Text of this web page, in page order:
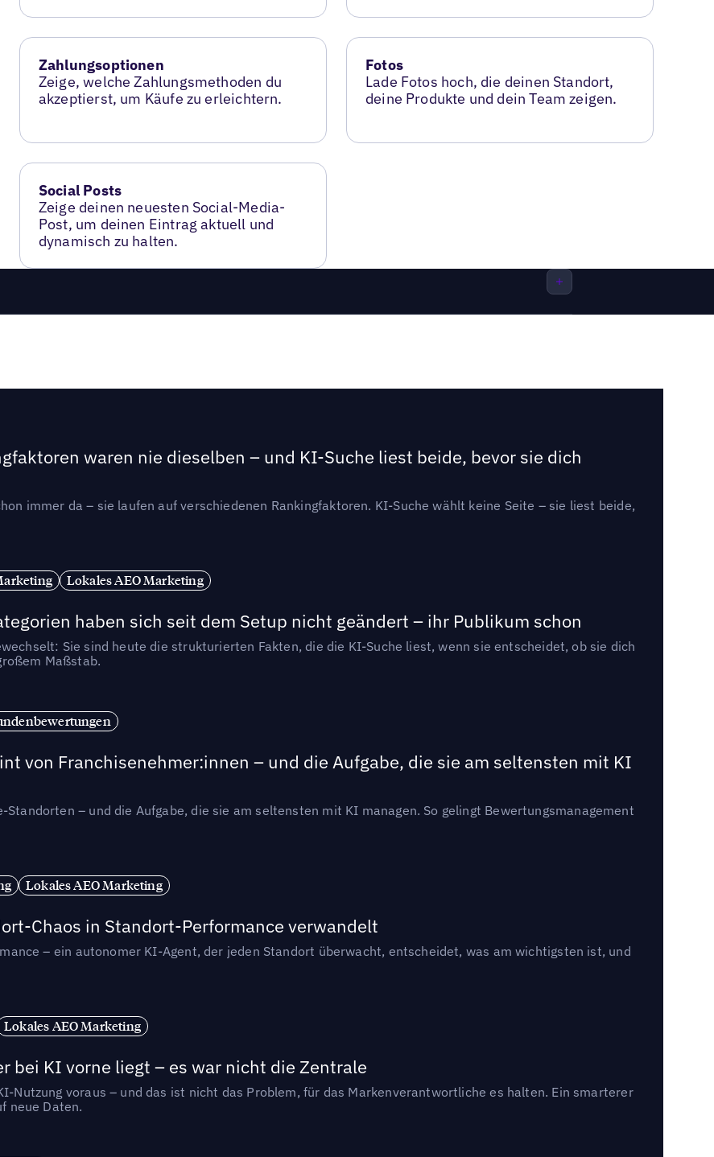
Zahlungsoptionen
Zeige, welche Zahlungsmethoden du
akzeptierst, um Käufe zu erleichtern.
Fotos
Lade Fotos hoch, die deinen Standort,
deine Produkte und dein Team zeigen.
Social Posts
Zeige deinen neuesten Social-Media-
Post, um deinen Eintrag aktuell und
dynamisch zu halten.
waren nie dieselben – und KI-Suche liest beide, bevor sie dich
immer da – sie laufen auf verschiedenen Rankingfaktoren. KI-Suche wählt keine Seite – sie liest beide,
Lokales AEO Marketing
haben sich seit dem Setup nicht geändert – ihr Publikum schon
Sie sind heute die strukturierten Fakten, die die KI-Suche liest, wenn sie entscheidet, ob sie dich
Maßstab.
von Franchisenehmer:innen – und die Aufgabe, die sie am seltensten mit KI
– und die Aufgabe, die sie am seltensten mit KI managen. So gelingt Bewertungsmanagement
Lokales AEO Marketing
Chaos in Standort-Performance verwandelt
– ein autonomer KI-Agent, der jeden Standort überwacht, entscheidet, was am wichtigsten ist, und
Lokales AEO Marketing
bei KI vorne liegt – es war nicht die Zentrale
Nutzung voraus – und das ist nicht das Problem, für das Markenverantwortliche es halten. Ein smarterer
neue Daten.